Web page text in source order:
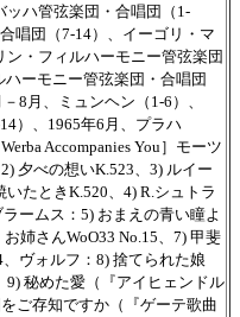
ッハ管弦楽団・合唱団（1-
唱団（7-14）、イーゴリ・マ
・フィルハーモニー管弦楽団
ハーモニー管弦楽団・合唱団
8月、ミュンヘン（1-6）、
）、1965年6月、プラハ
Accompanies You］モーツ
夕べの想いK.523、3) ルイー
たときK.520、4) R.シュトラ
ームス：5) おまえの青い瞳よ
姉さんWoO33 No.15、7) 甲斐
ヴォルフ：8) 捨てられた娘
9) 秘めた愛（『アイヒェンドル
ご存知ですか（『ゲーテ歌曲